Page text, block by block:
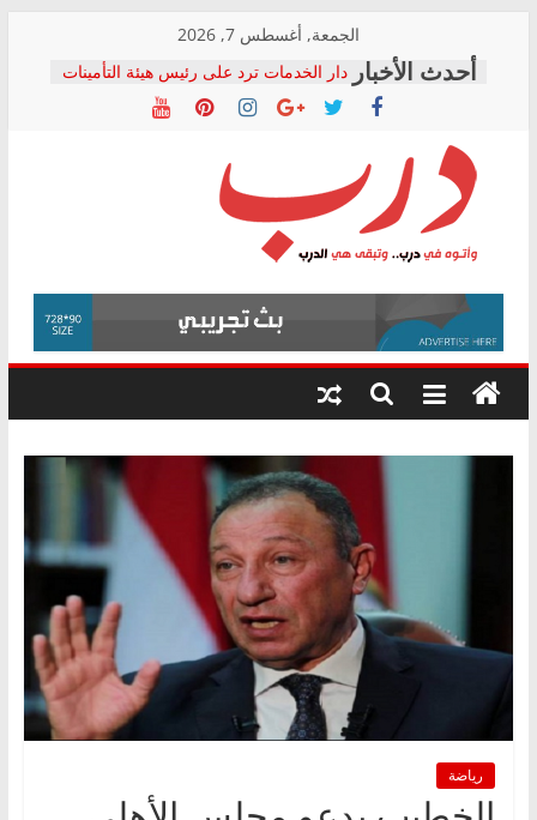
content
الجمعة, أغسطس 7, 2026
دار الخدمات ترد على رئيس هيئة التأمينات
بعد مؤتمره الصحفي: إنكار الأزمة لا ينهي
معاناة أصحاب المعاشات.. ونطالب بكشف
فرحات سليمان يكتب: القطاع الصحي إلى
أين؟
حزب التحالف الشعبي يطلق لجنة “الحق
في الصحة” بالإسكندرية لرصد الانتهاكات
ودعم المرضى
الوزاري لمدينة الصحفيين.. وانتهاء أعمال
إنشاء المبنى الإداري
المجلس القومي لحقوق الإنسان يعلن
متابعة قضية الدكتور محمد زهران.. ويؤكد:
قرينة البراءة وضمانات المحاكمة العادلة
درب
وأتوه
درب..
وتبقى
هي
رياضة